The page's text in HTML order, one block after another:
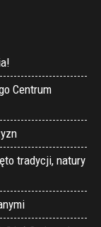
Centrum
tradycji, natury